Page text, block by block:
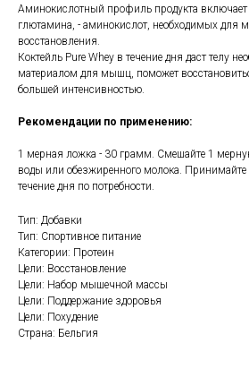
Аминокислотный профиль продукта включает
глютамина, - аминокислот, необходимых для
восстановления.
Коктейль Pure Whey в течение дня даст телу
материалом для мышц, поможет
большей интенсивностью.
Рекомендации по применению:
1 мерная ложка - 30 грамм. Смешайте 1
воды или обезжиренного молока. Принимайте
течение дня по потребности.
Тип: Добавки
Тип: Спортивное питание
Категории: Протеин
Цели: Восстановление
Цели: Набор мышечной массы
Цели: Поддержание здоровья
Цели: Похудение
Страна: Бельгия